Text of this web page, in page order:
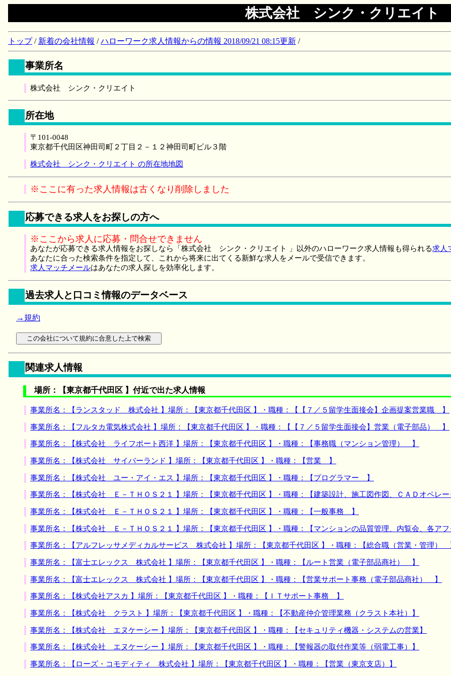
株式会社 シンク・クリエイト
トップ/ 新着の会社情報 /ハローワーク求人情報からの情報 2018/09/21 08:15更新 /
事業所名
株式会社 シンク・クリエイト
所在地
〒101-0048
東京都千代田区神田司町２丁目２－１２神田司町ビル３階
株式会社 シンク・クリエイト の所在地地図
※ここに有った求人情報は古くなり削除しました
応募できる求人をお探しの方へ
※ここから求人に応募・問合せできません
あなたが応募できる求人情報をお探しなら「株式会社 シンク・クリエイト 」以外のハローワーク求人情報も得られる求人
あなたに合った検索条件を指定して、これから将来に出てくる新鮮な求人をメールで受信できます。
求人マッチメールはあなたの求人探しを効率化します。
過去求人と口コミ情報のデータベース
→規約
関連求人情報
場所：【東京都千代田区 】付近で出た求人情報
事業所名：【ランスタッド 株式会社 】場所：【東京都千代田区 】・職種：【【７／５留学生面接会】企画提案営業職 】
事業所名：【フルタカ電気株式会社 】場所：【東京都千代田区 】・職種：【【７／５留学生面接会】営業（電子部品） 】
事業所名：【株式会社 ライフポート西洋 】場所：【東京都千代田区 】・職種：【事務職（マンション管理） 】
事業所名：【株式会社 サイバーランド 】場所：【東京都千代田区 】・職種：【営業 】
事業所名：【株式会社 ユー・アイ・エス 】場所：【東京都千代田区 】・職種：【プログラマー 】
事業所名：【株式会社 Ｅ－ＴＨＯＳ２１ 】場所：【東京都千代田区 】・職種：【建築設計、施工図作図、ＣＡＤオペレ
事業所名：【株式会社 Ｅ－ＴＨＯＳ２１ 】場所：【東京都千代田区 】・職種：【一般事務 】
事業所名：【株式会社 Ｅ－ＴＨＯＳ２１ 】場所：【東京都千代田区 】・職種：【マンションの品質管理、内覧会、各ア
事業所名：【アルフレッサメディカルサービス 株式会社 】場所：【東京都千代田区 】・職種：【総合職（営業・管理）
事業所名：【富士エレックス 株式会社 】場所：【東京都千代田区 】・職種：【ルート営業（電子部品商社） 】
事業所名：【富士エレックス 株式会社 】場所：【東京都千代田区 】・職種：【営業サポート事務（電子部品商社） 】
事業所名：【株式会社アスカ 】場所：【東京都千代田区 】・職種：【ＩＴサポート事務 】
事業所名：【株式会社 クラスト 】場所：【東京都千代田区 】・職種：【不動産仲介管理業務（クラスト本社）】
事業所名：【株式会社 エヌケーシー 】場所：【東京都千代田区 】・職種：【セキュリティ機器・システムの営業】
事業所名：【株式会社 エヌケーシー 】場所：【東京都千代田区 】・職種：【警報器の取付作業等（弱電工事）】
事業所名：【ローズ・コモディティ 株式会社 】場所：【東京都千代田区 】・職種：【営業（東京支店）】